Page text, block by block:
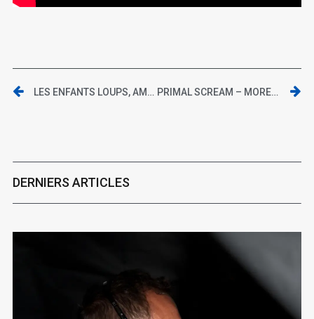
LES ENFANTS LOUPS, AME & YUKI (BLU-RAY/ KAZÉ) PRIMAL SCREAM – MORE LIGHT (FIRST INTERNATIONAL)
DERNIERS ARTICLES